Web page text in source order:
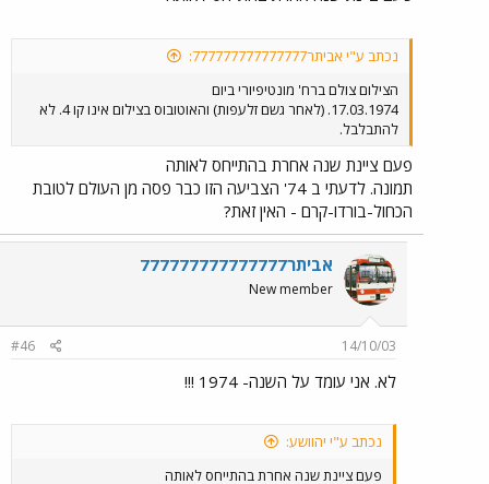
נכתב ע"י אביתר777777777777777:
הצילום צולם ברח' מונטיפיורי ביום
17.03.1974. (לאחר גשם זלעפות) והאוטובוס בצילום אינו קו 4. לא
להתבלבל.
פעם ציינת שנה אחרת בהתייחס לאותה
תמונה. לדעתי ב 74' הצביעה הזו כבר פסה מן העולם לטובת
הכחול-בורדו-קרם - האין זאת?
אביתר777777777777777
New member
14/10/03
#46
לא. אני עומד על השנה- 1974 !!!
נכתב ע"י יהוושע:
פעם ציינת שנה אחרת בהתייחס לאותה